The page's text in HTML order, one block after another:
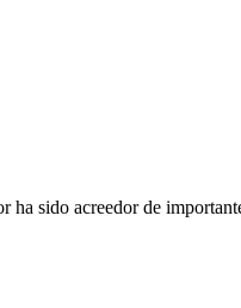
sido acreedor de